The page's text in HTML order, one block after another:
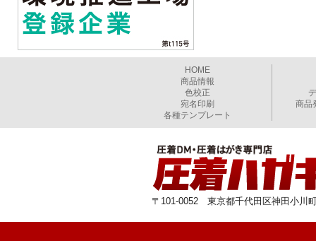
HOME
商品情報
色校正
宛名印刷
各種テンプレート
商品
〒101-0052 東京都千代田区神田小川